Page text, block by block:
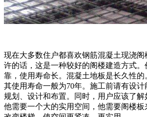
现在大多数住户都喜欢钢筋混凝土现浇
许的话，这是一种较好的阁楼建造方式
靠，使用寿命长。混凝土地板是长久性的
其使用寿命一般为70年。施工前请有设
规划、设计和布置。同时，用户应该了
他需要一个大的实用空间，他需要阁楼